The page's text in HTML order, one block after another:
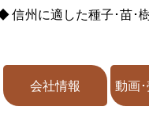
信州に適した種子･苗･
会社情報 動画